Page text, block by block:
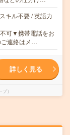
キル不要 / 英語力
可▼携帯電話をお
ご連絡はメ…
詳しく見る
）